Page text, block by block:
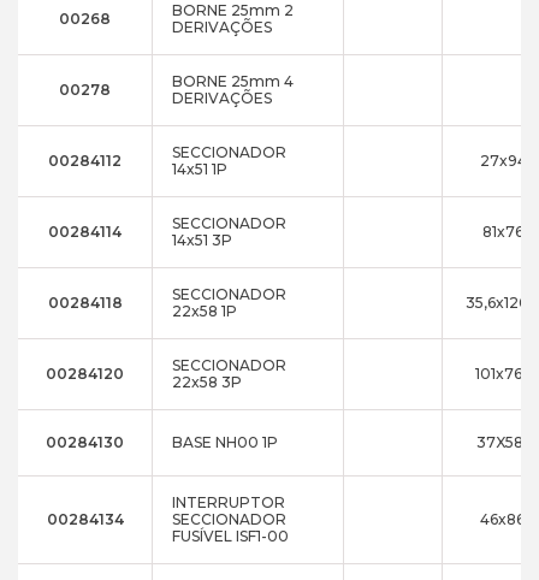
00268
BORNE 25mm 2
DERIVAÇÕES
00278
BORNE 25mm 4
DERIVAÇÕES
00284112
SECCIONADOR
14x51 1P
00284114
SECCIONADOR
14x51 3P
00284118
SECCIONADOR
22x58 1P
00284120
SECCIONADOR
22x58 3P
00284130 BASE NH00 1P
00284134
INTERRUPTOR
SECCIONADOR
FUSÍVEL ISF1-00